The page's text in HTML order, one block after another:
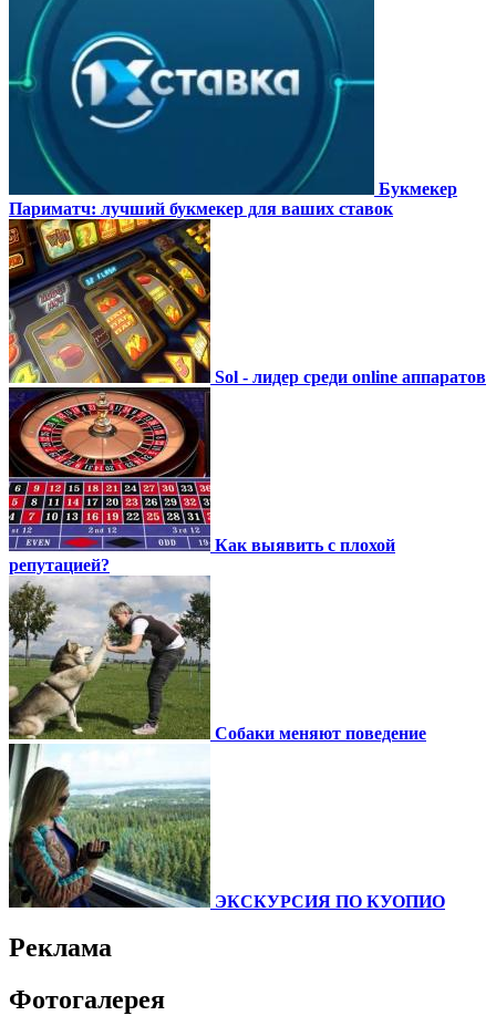
Букмекер
Париматч: лучший букмекер для ваших ставок
Sol - лидер среди online аппаратов
Как выявить с плохой
репутацией?
Собаки меняют поведение
ЭКСКУРСИЯ ПО КУОПИО
Реклама
Фотогалерея